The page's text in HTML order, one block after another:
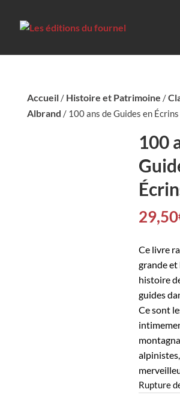
Accueil/ Histoire et Patrimoine /
Albrand / 100 ans de Guides en Écrins
100
29,50
Ce livre
grande
histoire
guides
Ce sont
Rupture